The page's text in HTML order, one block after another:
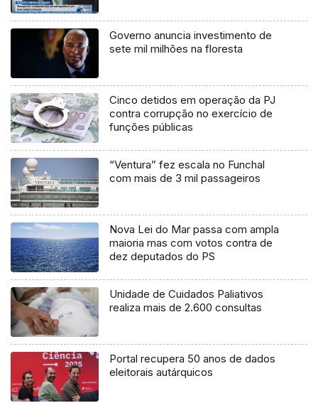
Governo anuncia investimento de
sete mil milhões na floresta
Cinco detidos em operação da PJ
contra corrupção no exercício de
funções públicas
“Ventura” fez escala no Funchal
com mais de 3 mil passageiros
Nova Lei do Mar passa com ampla
maioria mas com votos contra de
dez deputados do PS
Unidade de Cuidados Paliativos
realiza mais de 2.600 consultas
Portal recupera 50 anos de dados
eleitorais autárquicos